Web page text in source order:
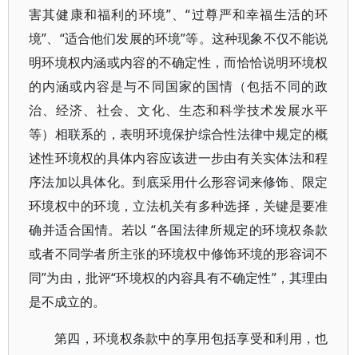
害其健康和福利的环境”、“过尊严和幸福生活的环
境”、“适合他们发展的环境”等。这种现象不仅不能说
明环境权内涵或内容的不确定性，而恰恰说明环境权
的内涵或内容是与不同国家的国情（包括不同的政
治、经济、社会、文化、生态和科学技术发展水平
等）相联系的，表明环境保护综合性法律中规定的概
述性环境权的具体内容应该进一步由有关实体法和程
序法加以具体化。到底采用什么形容词来修饰、限定
环境权中的环境，立法机关有多种选择，关键是要准
确并适合国情。若以 “各国法律所规定的环境权条款
或者不同学者所主张的环境权中修饰环境的形容词不
同”为由，批评“环境权的内容具有不确定性”，其理由
是不成立的。
第四，环境权条款中的享用包括享受和利用，也